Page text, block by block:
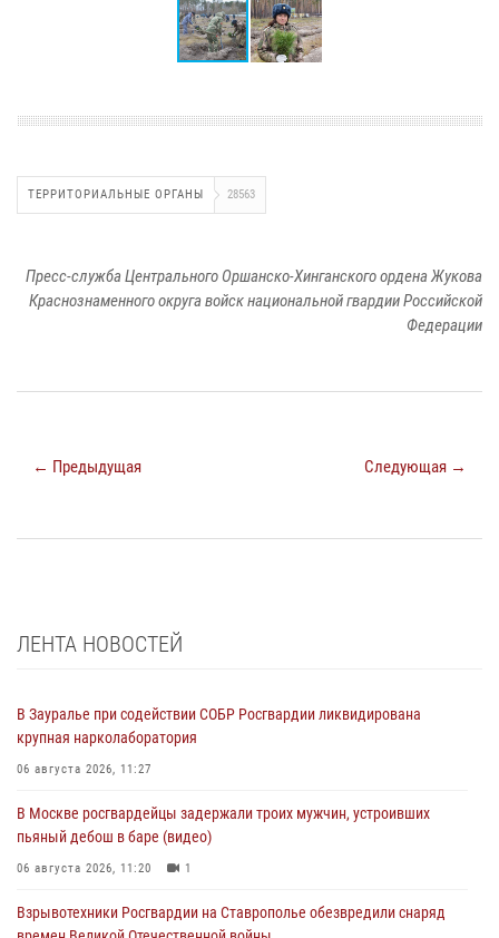
ТЕРРИТОРИАЛЬНЫЕ ОРГАНЫ 28563
Пресс-служба Центрального Оршанско-Хинганского ордена Жукова
Краснознаменного округа войск национальной гвардии Российской
Федерации
← Предыдущая Следующая →
ЛЕНТА НОВОСТЕЙ
В Зауралье при содействии СОБР Росгвардии ликвидирована
крупная нарколаборатория
06 августа 2026, 11:27
В Москве росгвардейцы задержали троих мужчин, устроивших
пьяный дебош в баре (видео)
06 августа 2026, 11:20 1
Взрывотехники Росгвардии на Ставрополье обезвредили снаряд